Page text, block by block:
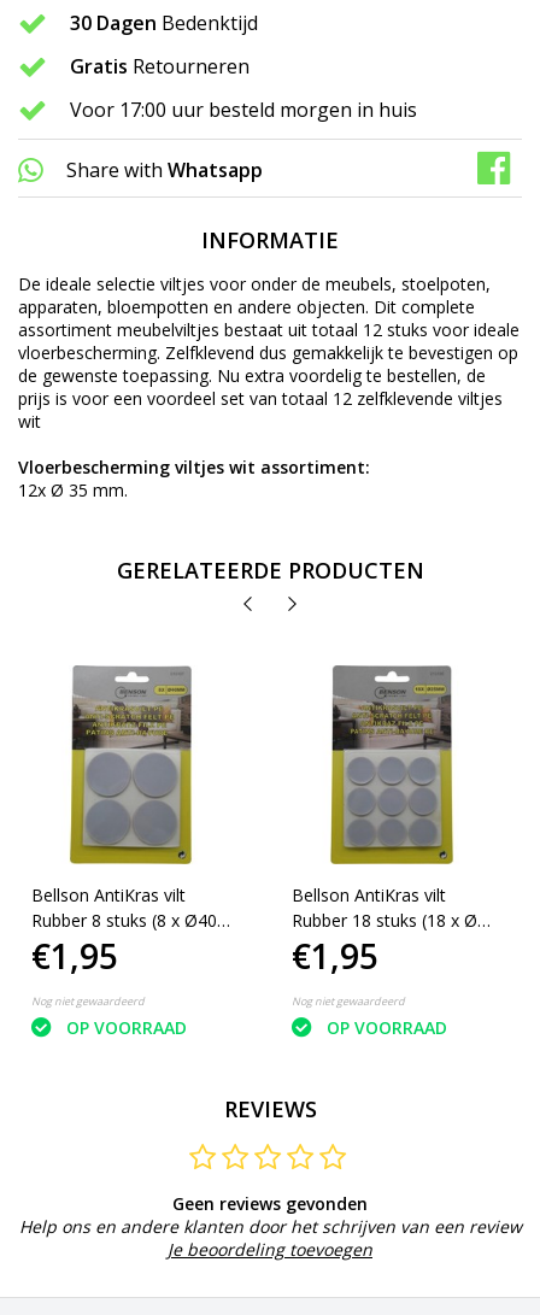
30 Dagen Bedenktijd
Gratis Retourneren
Voor 17:00 uur besteld morgen in huis
Share with Whatsapp
INFORMATIE
De ideale selectie viltjes voor onder de meubels, stoelpoten,
apparaten, bloempotten en andere objecten. Dit complete
assortiment meubelviltjes bestaat uit totaal 12 stuks voor ideale
vloerbescherming. Zelfklevend dus gemakkelijk te bevestigen op
de gewenste toepassing. Nu extra voordelig te bestellen, de
prijs is voor een voordeel set van totaal 12 zelfklevende viltjes
wit
Vloerbescherming viltjes wit assortiment:
12x Ø 35 mm.
GERELATEERDE PRODUCTEN
Bellson AntiKras vilt
Rubber 8 stuks (8 x Ø40
mm)
€1,95
Nog niet gewaardeerd
OP VOORRAAD
Bellson AntiKras vilt
Rubber 18 stuks (18 x Ø
25mm)
€1,95
Nog niet gewaardeerd
OP VOORRAAD
REVIEWS
Geen reviews gevonden
Help ons en andere klanten door het schrijven van een review
Je beoordeling toevoegen